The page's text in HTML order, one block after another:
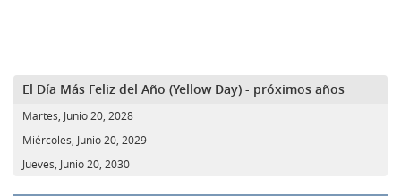
El Día Más Feliz del Año (Yellow Day) - próximos años
Martes, Junio 20, 2028
Miércoles, Junio 20, 2029
Jueves, Junio 20, 2030